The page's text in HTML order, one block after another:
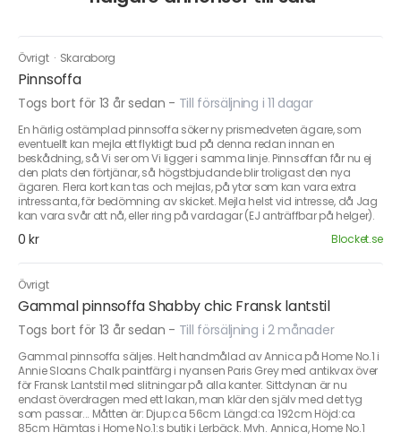
Övrigt · Skaraborg
Pinnsoffa
Togs bort för 13 år sedan - Till försäljning i 11 dagar
En härlig ostämplad pinnsoffa söker ny prismedveten ägare, som
eventuellt kan mejla ett flyktigt bud på denna redan innan en
beskådning, så Vi ser om Vi ligger i samma linje. Pinnsoffan får nu ej
den plats den förtjänar, så högstbjudande blir troligast den nya
ägaren. Flera kort kan tas och mejlas, på ytor som kan vara extra
intressanta, för bedömning av skicket. Mejla helst vid intresse, då Jag
kan vara svår att nå, eller ring på vardagar (EJ anträffbar på helger).
0 kr Blocket.se
Övrigt
Gammal pinnsoffa Shabby chic Fransk lantstil
Togs bort för 13 år sedan - Till försäljning i 2 månader
Gammal pinnsoffa säljes. Helt handmålad av Annica på Home No.1 i
Annie Sloans Chalk paintfärg i nyansen Paris Grey med antikvax över
för Fransk Lantstil med slitningar på alla kanter. Sittdynan är nu
endast överdragen med ett lakan, man klär den själv med det tyg
som passar... Måtten är: Djup:ca 56cm Längd:ca 192cm Höjd:ca
85cm Hämtas i Home No.1:s butik i Lerbäck. Mvh. Annica, Home No.1